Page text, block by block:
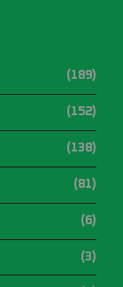
(189)
(152)
(138)
(81)
(6)
(3)